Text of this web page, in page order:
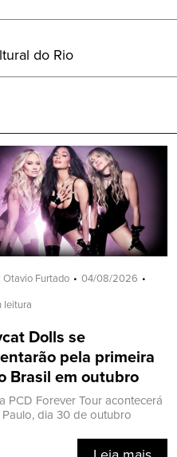
do Rio
Otavio Furtado 04/08/2026
leitura
Dolls se
pela primeira
Brasil em outubro
PCD Forever Tour acontecerá
dia 30 de outubro